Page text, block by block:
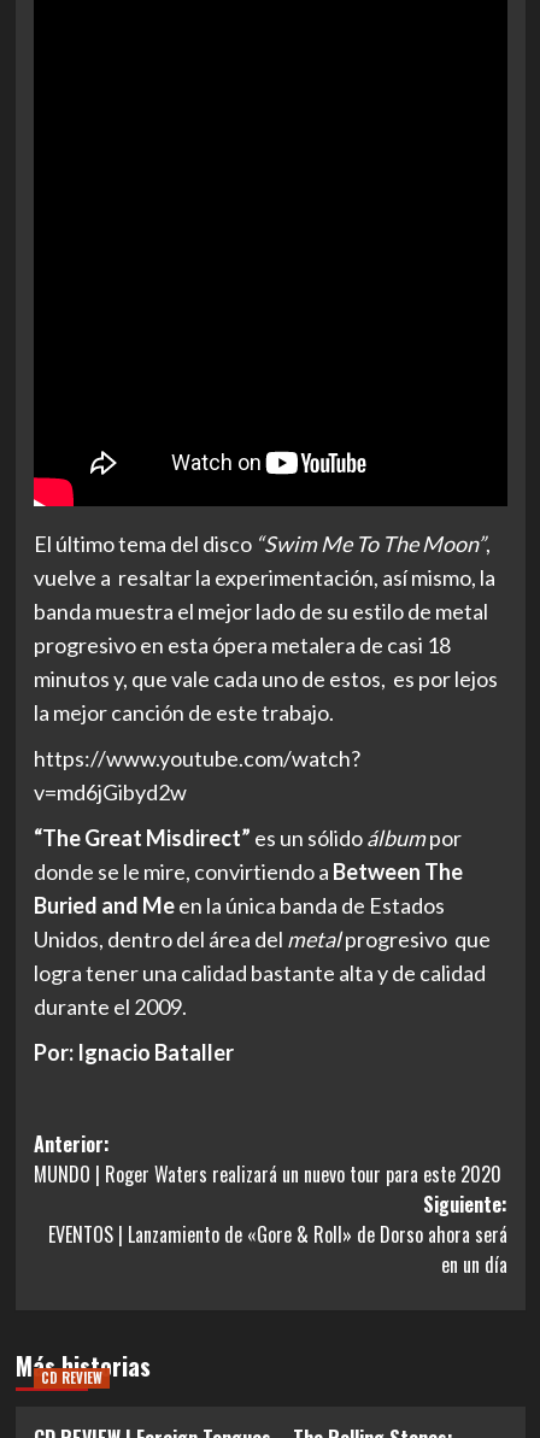
El último tema del disco “Swim Me To The Moon”,
vuelve a resaltar la experimentación, así mismo, la
banda muestra el mejor lado de su estilo de metal
progresivo en esta ópera metalera de casi 18
minutos y, que vale cada uno de estos, es por lejos
la mejor canción de este trabajo.
https://www.youtube.com/watch?
v=md6jGibyd2w
“The Great Misdirect” es un sólidoálbumpor
donde se le mire, convirtiendo a Between The
Buried and Meen la única banda de Estados
Unidos, dentro del área del metalprogresivo que
logra tener una calidad bastante alta y de calidad
durante el 2009.
Por: Ignacio Bataller
Navegación
de
entradas
Anterior:
MUNDO | Roger Waters realizará un nuevo tour para este 2020
Siguiente:
EVENTOS | Lanzamiento de «Gore & Roll» de Dorso ahora será
en un día
Más historias
CD REVIEW